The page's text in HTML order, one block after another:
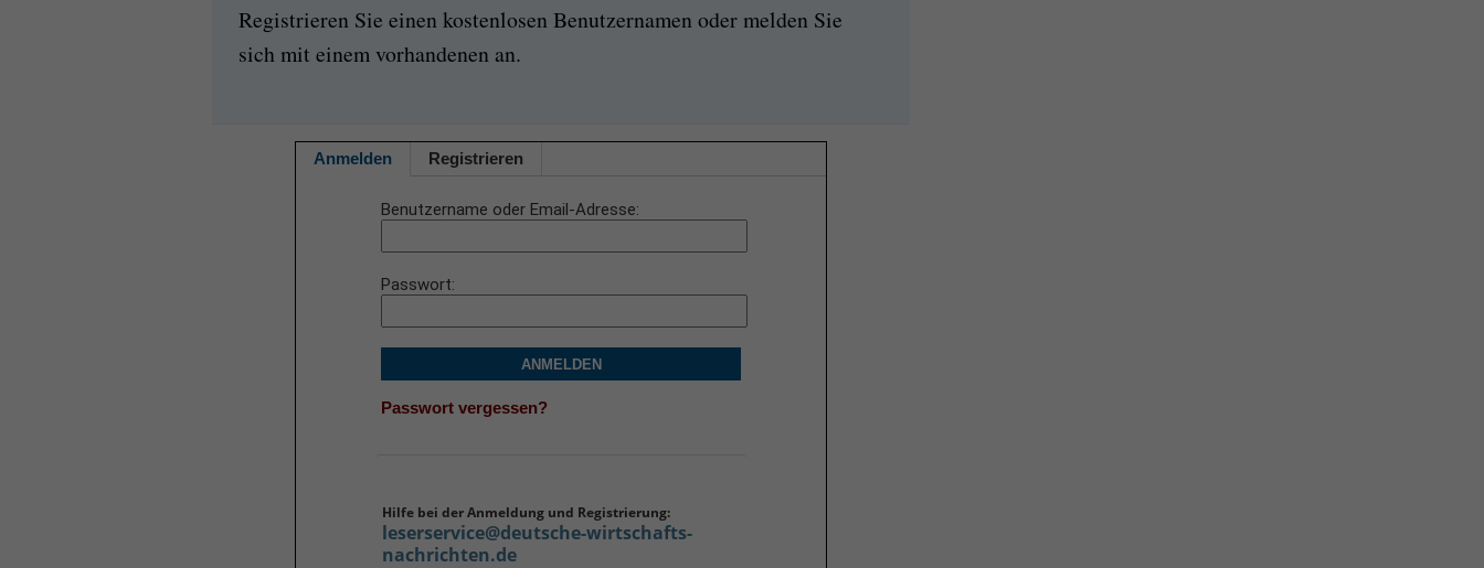
Registrieren Sie einen kostenlosen Benutzernamen oder melden Sie
sich mit einem vorhandenen an.
Anmelden Registrieren
Benutzername oder Email-Adresse
Passwort
ANMELDEN
Passwort vergessen?
Hilfe bei der Anmeldung und Registrierung:
leserservice@deutsche-wirtschafts-
nachrichten.de